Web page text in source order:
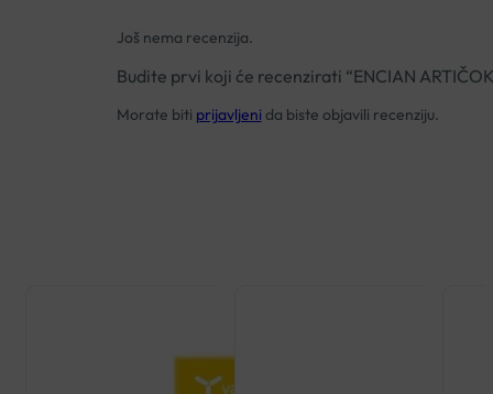
Još nema recenzija.
Budite prvi koji će recenzirati “ENCIAN
Morate biti prijavljeni da biste objavili recenziju.